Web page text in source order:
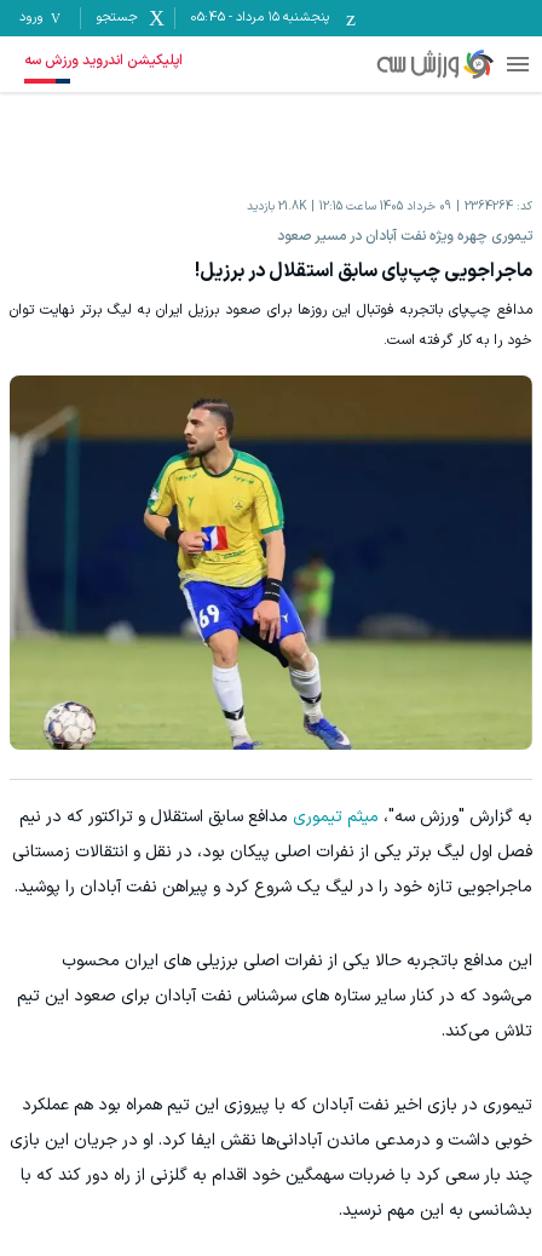
پنجشنبه ۱۵ مرداد -
05:45 جستجو ورود
اپلیکیشن اندروید ورزش سه
کد: 2364264 09 خرداد 1405 ساعت 12:15 21.8K بازدید
تیموری چهره ویژه نفت آبادان در مسیر صعود
ماجراجویی چپ‌پای سابق استقلال در برزیل!
مدافع چپ‌پای باتجربه فوتبال این روزها برای صعود برزیل ایران به لیگ برتر نهایت توان
خود را به کار گرفته است.
به گزارش "ورزش سه"، میثم تیموری مدافع سابق استقلال و تراکتور که در نیم
فصل اول لیگ برتر یکی از نفرات اصلی پیکان بود، در نقل و انتقالات زمستانی
ماجراجویی تازه‌ خود را در لیگ یک شروع کرد و پیراهن نفت آبادان را پوشید.
این مدافع باتجربه حالا یکی از نفرات اصلی برزیلی های ایران محسوب
می‌شود که در کنار سایر ستاره های سرشناس نفت آبادان برای صعود این تیم
تلاش می‌کند.
تیموری در بازی اخیر نفت آبادان که با پیروزی این تیم همراه بود هم عملکرد
خوبی داشت و درمدعی ماندن آبادانی‌ها نقش ایفا کرد. او در جریان این بازی
چند بار سعی کرد با ضربات سهمگین خود اقدام به گلزنی از راه دور کند که با
بدشانسی به این مهم نرسید.